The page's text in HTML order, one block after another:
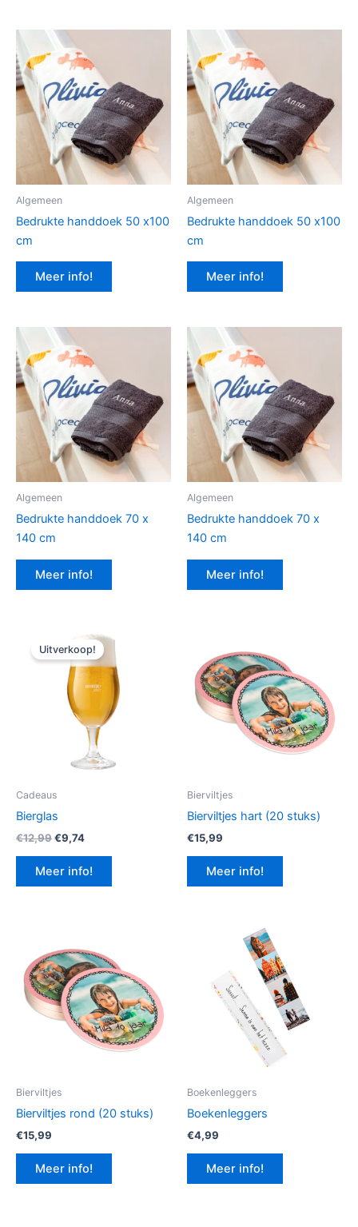
Algemeen
Bedrukte handdoek 50 x100
cm
Meer info!
Algemeen
Bedrukte handdoek 50 x100
cm
Meer info!
Algemeen
Bedrukte handdoek 70 x
140 cm
Meer info!
Algemeen
Bedrukte handdoek 70 x
140 cm
Meer info!
Uitverkoop!
Cadeaus
Bierglas
€12,99Oorspronkelijke
was:
€12,99.
€9,74Huidige
is:
€9,74.
Meer info!
Bierviltjes
Bierviltjes hart (20 stuks)
€15,99
Meer info!
Bierviltjes
Bierviltjes rond (20 stuks)
€15,99
Meer info!
Boekenleggers
Boekenleggers
€4,99
Meer info!